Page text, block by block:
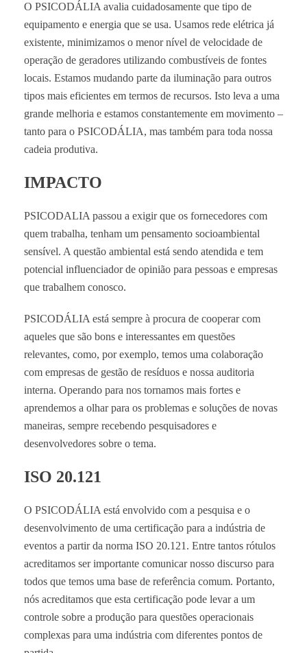
O PSICODÁLIA avalia cuidadosamente que tipo de
equipamento e energia que se usa. Usamos rede elétrica já
existente, minimizamos o menor nível de velocidade de
operação de geradores utilizando combustíveis de fontes
locais. Estamos mudando parte da iluminação para outros
tipos mais eficientes em termos de recursos. Isto leva a uma
grande melhoria e estamos constantemente em movimento –
tanto para o PSICODÁLIA, mas também para toda nossa
cadeia produtiva.
IMPACTO
PSICODALIA passou a exigir que os fornecedores com
quem trabalha, tenham um pensamento socioambiental
sensível. A questão ambiental está sendo atendida e tem
potencial influenciador de opinião para pessoas e empresas
que trabalhem conosco.
PSICODÁLIA está sempre à procura de cooperar com
aqueles que são bons e interessantes em questões
relevantes, como, por exemplo, temos uma colaboração
com empresas de gestão de resíduos e nossa auditoria
interna. Operando para nos tornamos mais fortes e
aprendemos a olhar para os problemas e soluções de novas
maneiras, sempre recebendo pesquisadores e
desenvolvedores sobre o tema.
ISO 20.121
O PSICODÁLIA está envolvido com a pesquisa e o
desenvolvimento de uma certificação para a indústria de
eventos a partir da norma ISO 20.121. Entre tantos rótulos
acreditamos ser importante comunicar nosso discurso para
todos que temos uma base de referência comum. Portanto,
nós acreditamos que esta certificação pode levar a um
controle sobre a produção para questões operacionais
complexas para uma indústria com diferentes pontos de